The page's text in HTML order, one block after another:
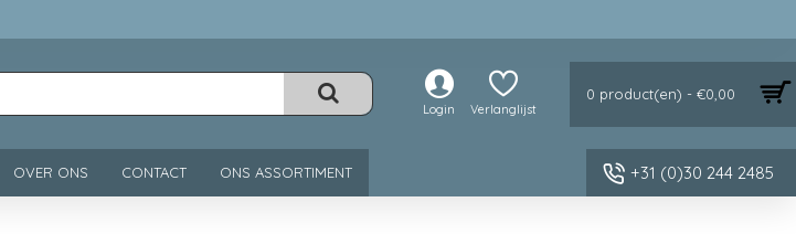
Login Verlanglijst
0 product(en) - €0,00
OVER ONS CONTACT ONS ASSORTIMENT +31 (0)30 244 2485